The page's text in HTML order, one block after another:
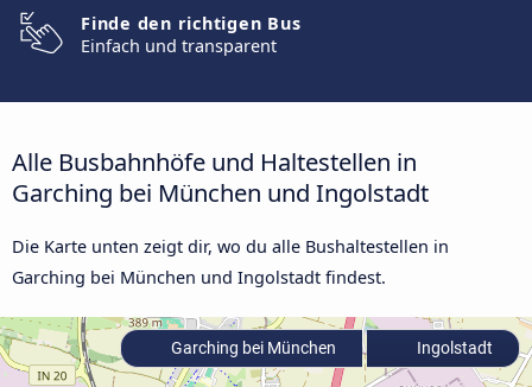
Finde den richtigen Bus
Einfach und transparent
Alle Busbahnhöfe und Haltestellen in
Garching bei München und Ingolstadt
Die Karte unten zeigt dir, wo du alle Bushaltestellen in
Garching bei München und Ingolstadt findest.
Garching bei München Ingolstadt